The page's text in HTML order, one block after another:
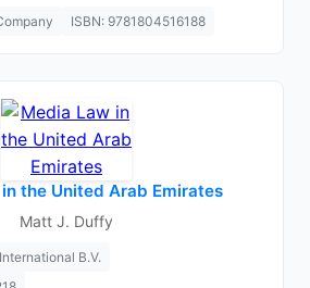
ISBN: 9781804516188
the United Arab Emirates
Matt J. Duffy
B.V.